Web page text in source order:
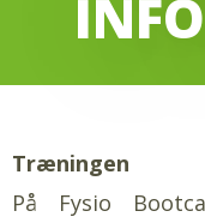
Træningen
På Fysio